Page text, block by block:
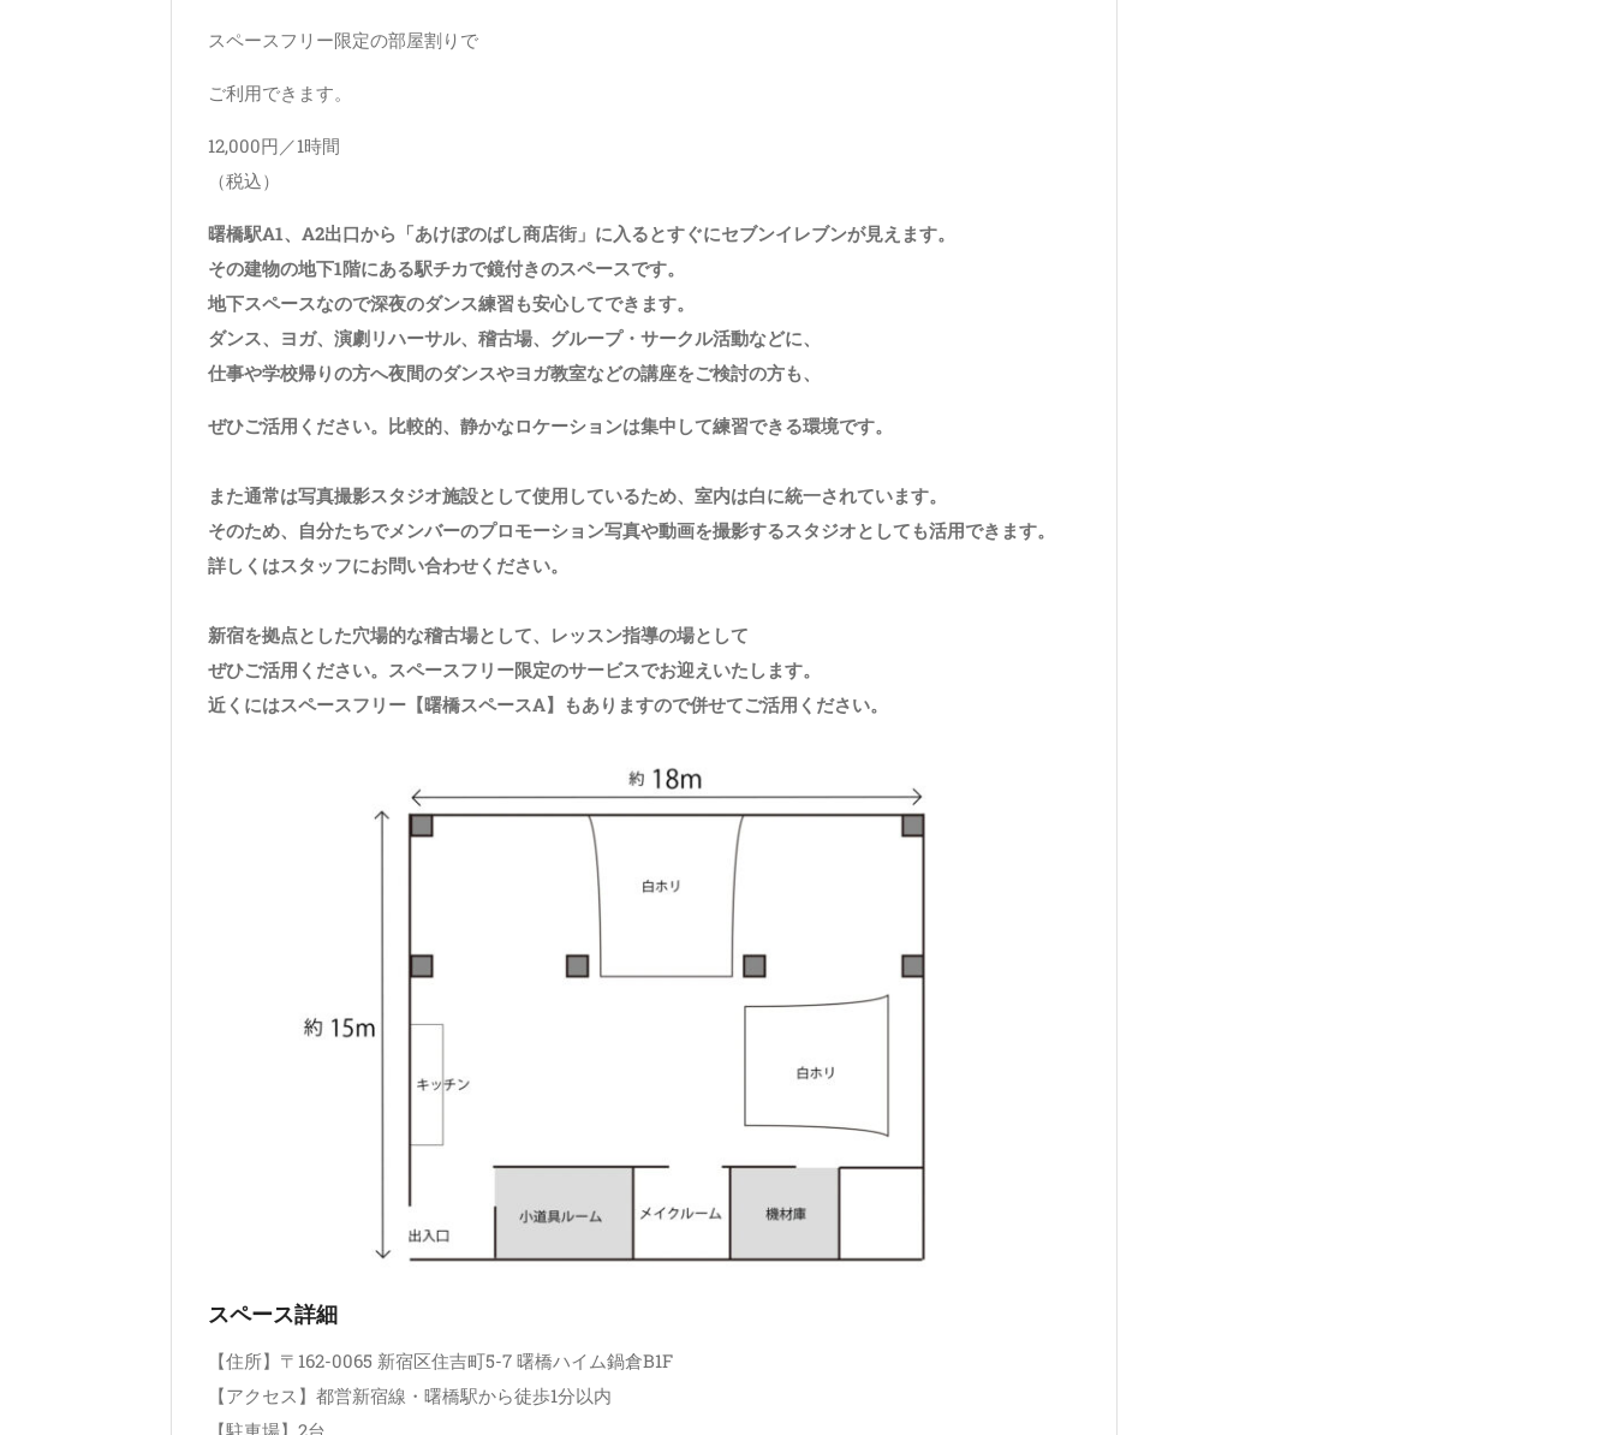
スペースフリー限定の部屋割りで
ご利用できます。
12,000円／1時間
（税込）
曙橋駅A1、A2出口から「あけぼのばし商店街」に入るとすぐにセブンイレブンが見えます。
その建物の地下1階にある駅チカで鏡付きのスペースです。
地下スペースなので深夜のダンス練習も安心してできます。
ダンス、ヨガ、演劇リハーサル、稽古場、グループ・サークル活動などに、
仕事や学校帰りの方へ夜間のダンスやヨガ教室などの講座をご検討の方も、
ぜひご活用ください。比較的、静かなロケーションは集中して練習できる環境です。
また通常は写真撮影スタジオ施設として使用しているため、室内は白に統一されています。
そのため、自分たちでメンバーのプロモーション写真や動画を撮影するスタジオとしても活用できます。
詳しくはスタッフにお問い合わせください。
新宿を拠点とした穴場的な稽古場として、レッスン指導の場として
ぜひご活用ください。スペースフリー限定のサービスでお迎えいたします。
近くにはスペースフリー【曙橋スペースA】もありますので併せてご活用ください。
スペース詳細
【住所】〒162-0065 新宿区住吉町5-7 曙橋ハイム鍋倉B1F
【アクセス】都営新宿線・曙橋駅から徒歩1分以内